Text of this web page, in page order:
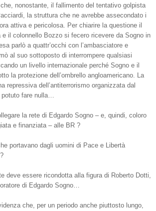
nonostante, il fallimento del tentativo golpista
la struttura che ne avrebbe assecondato i
attiva e pericolosa. Per chiarire la questione il
e il colonnello Bozzo si fecero ricevere da Sogno in
parlò a quattr’occhi con l’ambasciatore e
al suo sottoposto di interrompere qualsiasi
un livello internazionale perché Sogno e il
la protezione dell’ombrello angloamericano. La
repressiva dell’antiterrorismo organizzata dal
potuto fare nulla…
la rete di Edgardo Sogno – e, quindi, coloro
e finanziata – alle BR ?
portavano dagli uomini di Pace e Libertà
deve essere ricondotta alla figura di Roberto Dotti,
di Edgardo Sogno…
che, per un periodo anche piuttosto lungo,